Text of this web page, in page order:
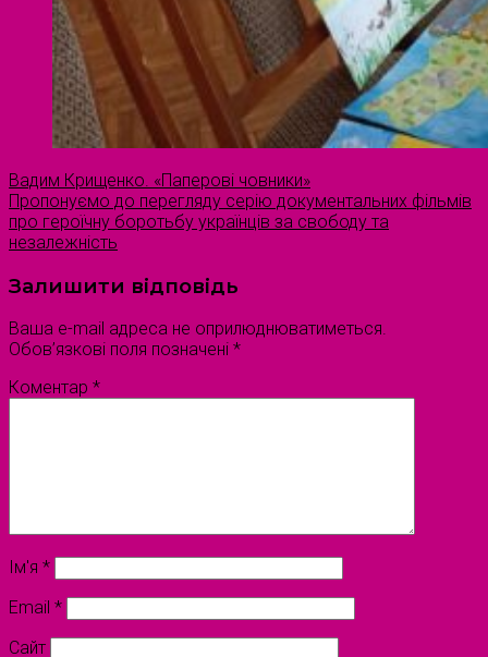
Вадим Крищенко. «Паперові човники»
Пропонуємо до перегляду серію документальних фільмів
про героїчну боротьбу українців за свободу та
незалежність
Залишити відповідь
Ваша e-mail адреса не оприлюднюватиметься.
Обов’язкові поля позначені *
Коментар *
Ім'я *
Email *
Сайт